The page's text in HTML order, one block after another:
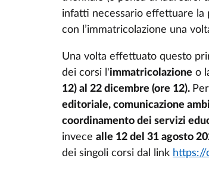
infatti necessario effettuare
con l’immatricolazione una
Una volta effettuato questo
dei corsi l'immatricolazione o
12) al 22 dicembre (ore 12).
editoriale, comunicazione
coordinamento dei servizi
invecealle 12 del 31 agosto
dei singoli corsi dal link https://